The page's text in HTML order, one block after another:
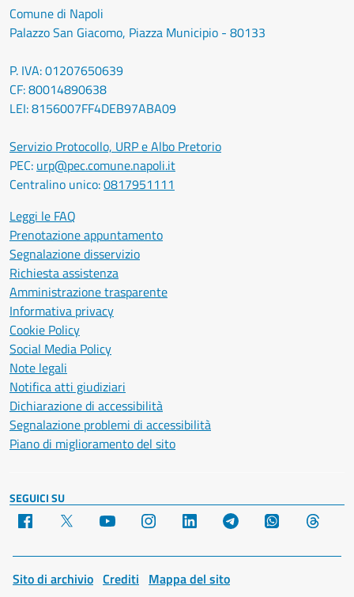
Comune di Napoli
Palazzo San Giacomo, Piazza Municipio - 80133
P. IVA: 01207650639
CF: 80014890638
LEI: 8156007FF4DEB97ABA09
Servizio Protocollo, URP e Albo Pretorio
PEC: urp@pec.comune.napoli.it
Centralino unico:0817951111
Leggi le FAQ
Prenotazione appuntamento
Segnalazione disservizio
Richiesta assistenza
Amministrazione trasparente
Informativa privacy
Cookie Policy
Social Media Policy
Note legali
Notifica atti giudiziari
Dichiarazione di accessibilità
Segnalazione problemi di accessibilità
Piano di miglioramento del sito
SEGUICI SU
Facebook YouTube Instagram LinkedIn Telegram WhatsApp
Sito di archivio Crediti Mappa del sito